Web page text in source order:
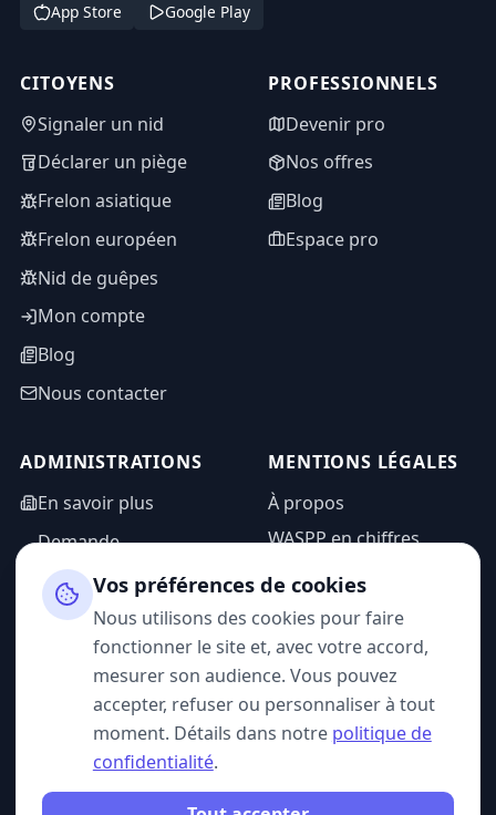
App Store Google Play
CITOYENS
Signaler un nid
Déclarer un piège
Frelon asiatique
Frelon européen
Nid de guêpes
Mon compte
Blog
Nous contacter
PROFESSIONNELS
Devenir pro
Nos offres
Blog
Espace pro
ADMINISTRATIONS
En savoir plus
Demande
d'information
Espace admin
MENTIONS LÉGALES
À propos
WASPP en chiffres
Mentions légales
Politique de
confidentialité
CGU
SUIVEZ-NOUS
Vos préférences de cookies
Nous utilisons des cookies pour faire
fonctionner le site et, avec votre accord,
mesurer son audience. Vous pouvez
accepter, refuser ou personnaliser à tout
moment. Détails dans notre politique de
confidentialité.